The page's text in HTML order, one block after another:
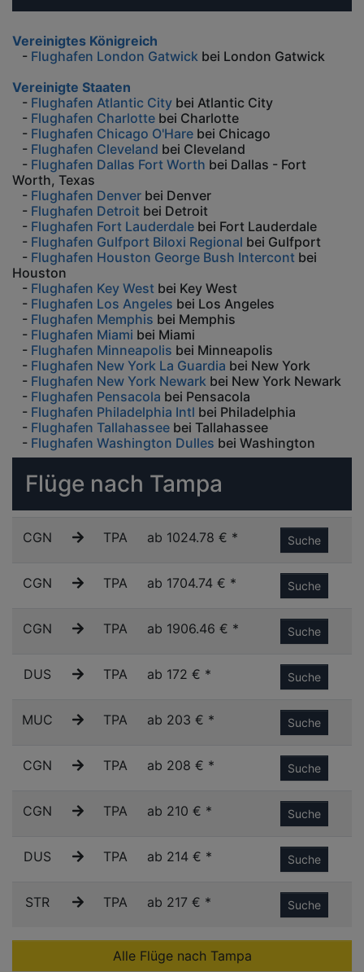
Vereinigtes Königreich
- Flughafen London Gatwick bei London Gatwick
Vereinigte Staaten
- Flughafen Atlantic City bei Atlantic City
- Flughafen Charlotte bei Charlotte
- Flughafen Chicago O'Hare bei Chicago
- Flughafen Cleveland bei Cleveland
- Flughafen Dallas Fort Worth bei Dallas - Fort
Worth, Texas
- Flughafen Denver bei Denver
- Flughafen Detroit bei Detroit
- Flughafen Fort Lauderdale bei Fort Lauderdale
- Flughafen Gulfport Biloxi Regional bei Gulfport
- Flughafen Houston George Bush Intercont bei
Houston
- Flughafen Key West bei Key West
- Flughafen Los Angeles bei Los Angeles
- Flughafen Memphis bei Memphis
- Flughafen Miami bei Miami
- Flughafen Minneapolis bei Minneapolis
- Flughafen New York La Guardia bei New York
- Flughafen New York Newark bei New York Newark
- Flughafen Pensacola bei Pensacola
- Flughafen Philadelphia Intl bei Philadelphia
- Flughafen Tallahassee bei Tallahassee
- Flughafen Washington Dulles bei Washington
Flüge nach Tampa
CGN TPA ab 1024.78 € * Suche
CGN TPA ab 1704.74 € * Suche
CGN TPA ab 1906.46 € * Suche
DUS TPA ab 172 € * Suche
MUC TPA ab 203 € * Suche
CGN TPA ab 208 € * Suche
CGN TPA ab 210 € * Suche
DUS TPA ab 214 € * Suche
STR TPA ab 217 € * Suche
Alle Flüge nach Tampa